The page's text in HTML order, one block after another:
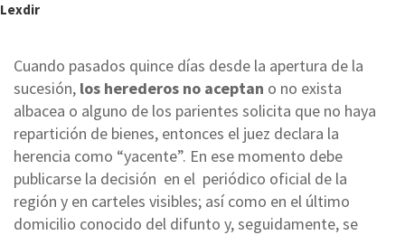
Lexdir
Cuando pasados quince días desde la apertura de la
sucesión, los herederos no aceptan o no exista
albacea o alguno de los parientes solicita que no haya
repartición de bienes, entonces el juez declara la
herencia como “yacente”. En ese momento debe
publicarse la decisión en el periódico oficial de la
región y en carteles visibles; así como en el último
domicilio conocido del difunto y, seguidamente, se